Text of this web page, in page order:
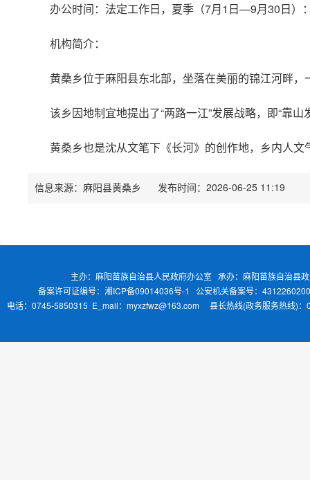
办公时间：法定工作日，夏季（7月1日—9月30日
机构简介：
黄桑乡位于麻阳县东北部，坐落在美丽的锦江河畔
该乡因地制宜地提出了“两路一江”发展战略，即“靠
黄桑乡也是沈从文笔下《长河》的创作地，乡内人
信息来源：麻阳县黄桑乡 发布时间：2026-06-25 11:19
主办：麻阳苗族自治县人民政府办公室 承办：麻阳苗族自治县
备案许可证编号：湘ICP备09014036号-1
公安机关备案号：
电话：0745-5850315 E_mail：myxzfwz@163.com 县长热线(政务服务热线)